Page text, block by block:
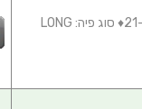
פיה לעמדת אוויר חם - SOP 15.0X5.7MM ♦ דגם: 21-10178♦ סוג פיה: LONG